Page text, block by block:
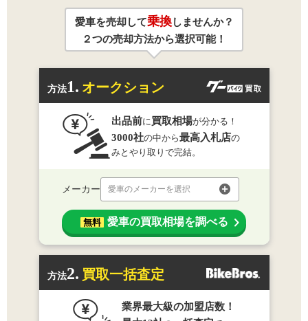
愛車を売却して乗換しませんか？
２つの売却方法から選択可能！
方法1. オークション
出品前に買取相場が分かる！
3000社の中から最高入札店の
みとやり取りで完結。
メーカー 愛車のメーカーを選択
無料 愛車の買取相場を調べる
方法2. 買取一括査定
業界最大級の加盟店数！